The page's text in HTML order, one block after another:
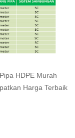
HDPE Murah
Harga Terbaik